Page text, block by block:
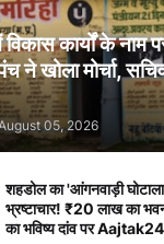
कार्यों के नाम
ने खोला मोर्चा,
05, 2026
शहडोल का 'आंगनवाड़ी
भ्रष्टाचार! ₹20 लाख का
का भविष्य दांव पर